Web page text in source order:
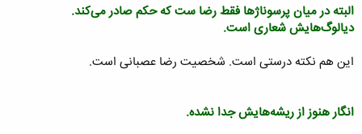
البته در میان پرسوناژها فقط رضا ست که حکم صادر می‌کند.
دیالوگ‌هایش شعاری است.
این هم نکته درستی است. شخصیت رضا عصبانی است.
انگار هنوز از ریشه‌هایش جدا نشده.